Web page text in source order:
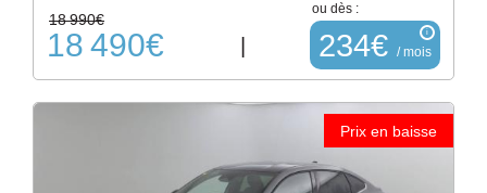
18 990€
18 490€ |
ou dès :
234€ / mois
i
Prix en baisse